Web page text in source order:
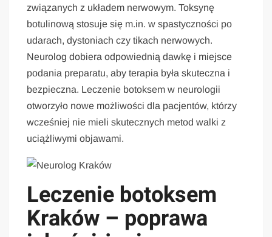
związanych z układem nerwowym. Toksynę
botulinową stosuje się m.in. w spastyczności po
udarach, dystoniach czy tikach nerwowych.
Neurolog dobiera odpowiednią dawkę i miejsce
podania preparatu, aby terapia była skuteczna i
bezpieczna. Leczenie botoksem w neurologii
otworzyło nowe możliwości dla pacjentów, którzy
wcześniej nie mieli skutecznych metod walki z
uciążliwymi objawami.
Leczenie botoksem
Kraków – poprawa